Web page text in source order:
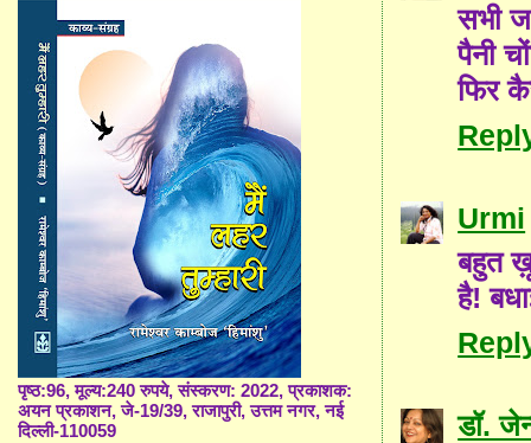
सभी
पैनी
फिर
Urmi
बहुत
है!
डॉ.
पृष्ठ:96, मूल्य:240 रुपये, संस्करण: 2022, प्रकाशक:
अयन प्रकाशन, जे-19/39, राजापुरी, उत्तम नगर, नई
दिल्ली-110059